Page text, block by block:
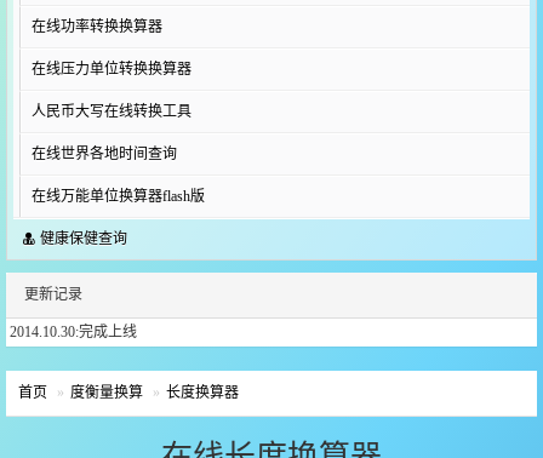
在线功率转换换算器
在线压力单位转换换算器
人民币大写在线转换工具
在线世界各地时间查询
在线万能单位换算器flash版
健康保健查询
更新记录
2014.10.30:完成上线
首页 度衡量换算 长度换算器